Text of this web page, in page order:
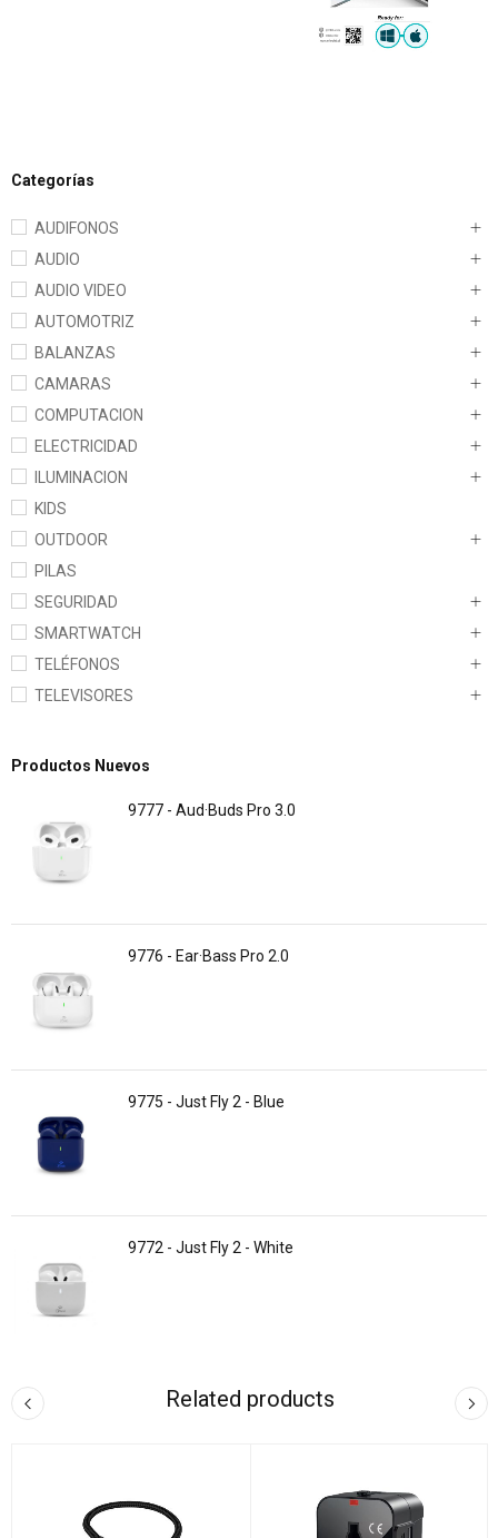
Categorías
AUDIFONOS
AUDIO
AUDIO VIDEO
AUTOMOTRIZ
BALANZAS
CAMARAS
COMPUTACION
ELECTRICIDAD
ILUMINACION
KIDS
OUTDOOR
PILAS
SEGURIDAD
SMARTWATCH
TELÉFONOS
TELEVISORES
Productos Nuevos
9777 - Aud·Buds Pro 3.0
9776 - Ear·Bass Pro 2.0
9775 - Just Fly 2 - Blue
9772 - Just Fly 2 - White
Related products